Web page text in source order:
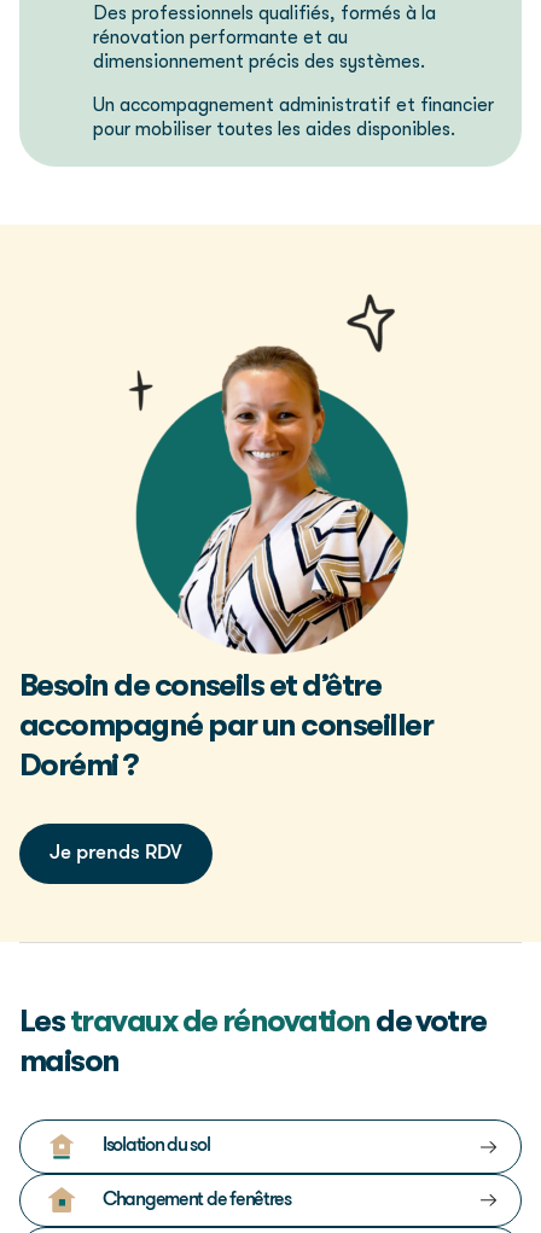
Des professionnels qualifiés, formés à la
rénovation performante et au
dimensionnement précis des systèmes.
Un accompagnement administratif et financier
pour mobiliser toutes les aides disponibles.
Besoin de conseils et d’être
accompagné par un conseiller
Dorémi ?
Je prends RDV
Lestravaux de rénovation de votre
maison
Isolation du sol
Changement de fenêtres